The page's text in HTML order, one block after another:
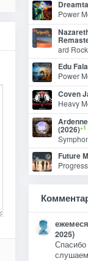
Power
ard
Edu
Power
Coven
Heavy
(2026)+1
Future
2025)